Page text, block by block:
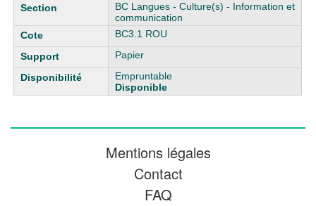
BC Langues - Culture(s) - Information et
communication
BC3.1 ROU
Papier
Empruntable
Disponible
Mentions légales
Contact
FAQ